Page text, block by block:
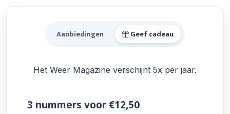
Alle Het Weer Magazine
Aanbiedingen Geef cadeau
Het Weer Magazine verschijnt 5x per jaar.
3 nummers voor €12,50